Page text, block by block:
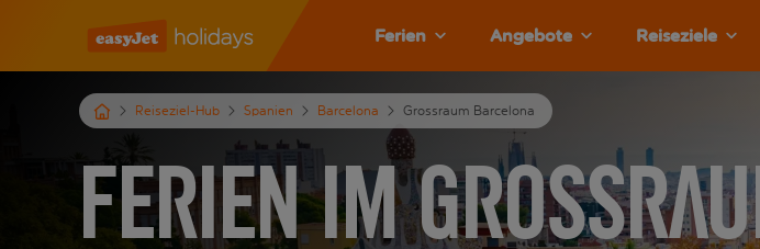
Ferien Angebote Reiseziele
Reiseziel-Hub Spanien Barcelona Grossraum Barcelona
Ferien im